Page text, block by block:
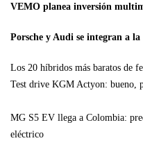
VEMO planea inversión
Porsche y Audi se integran a
Los 20 híbridos más baratos de
Test drive KGM Actyon: bueno,
MG S5 EV llega a Colombia:
eléctrico